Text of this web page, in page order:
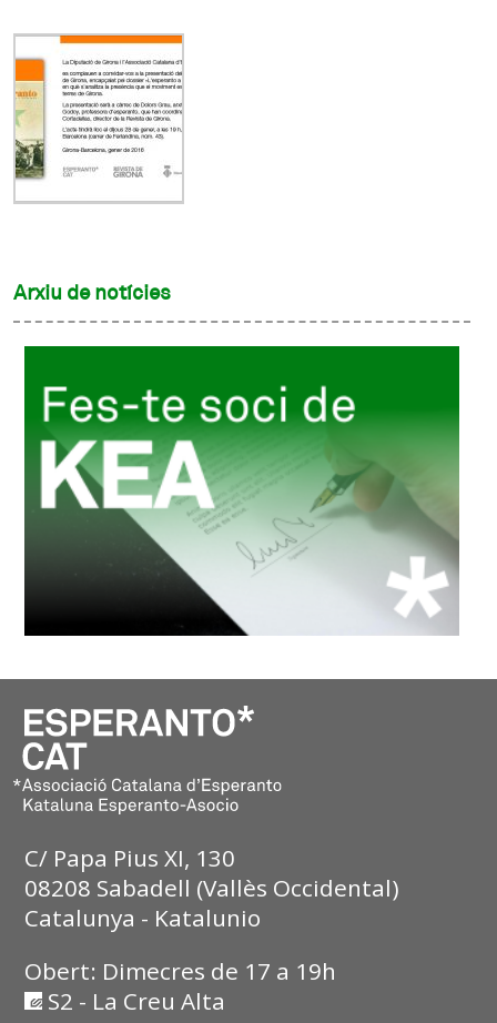
Arxiu de notícies
C/ Papa Pius XI, 130
08208 Sabadell (Vallès Occidental)
Catalunya - Katalunio
Obert: Dimecres de 17 a 19h
S2 - La Creu Alta